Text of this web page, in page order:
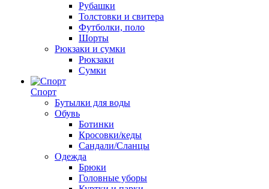
Рубашки
Толстовки и свитера
Футболки, поло
Шорты
Рюкзаки и сумки
Рюкзаки
Сумки
Спорт
Бутылки для воды
Обувь
Ботинки
Кросовки/кеды
Сандали/Сланцы
Одежда
Брюки
Головные уборы